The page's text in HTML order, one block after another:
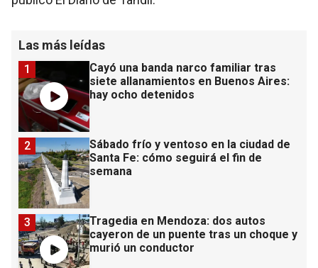
Las más leídas
Cayó una banda narco familiar tras
siete allanamientos en Buenos Aires:
hay ocho detenidos
1
Sábado frío y ventoso en la ciudad de
Santa Fe: cómo seguirá el fin de
semana
2
Tragedia en Mendoza: dos autos
cayeron de un puente tras un choque y
murió un conductor
3